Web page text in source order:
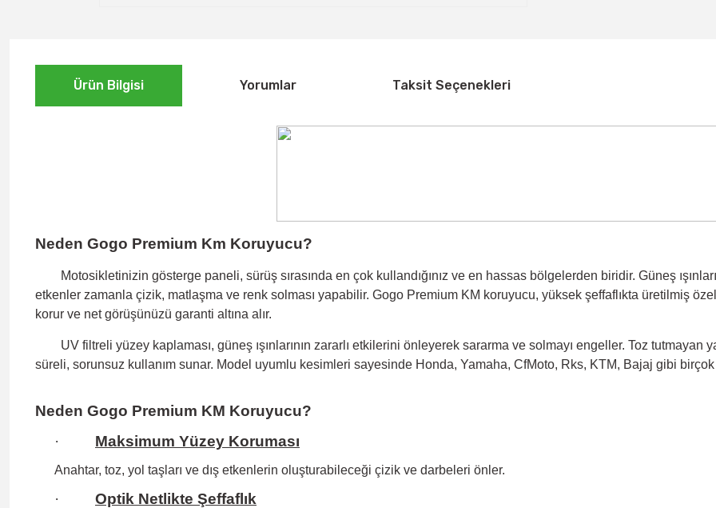
Ürün Bilgisi Yorumlar Taksit Seçenekleri
Neden Gogo Premium Km Koruyucu?
Motosikletinizin gösterge paneli, sürüş sırasında en çok kullandığınız ve en hassas bölgelerden biridir. Güneş
etkenler zamanla çizik, matlaşma ve renk solması yapabilir. Gogo Premium KM koruyucu, yüksek şeffaflıkta üretilmiş
korur ve net görüşünüzü garanti altına alır.
UV filtreli yüzey kaplaması, güneş ışınlarının zararlı etkilerini önleyerek sararma ve solmayı engeller. Toz
süreli, sorunsuz kullanım sunar. Model uyumlu kesimleri sayesinde Honda, Yamaha, CfMoto, Rks, KTM, Bajaj gibi birçok
Neden Gogo Premium KM Koruyucu?
·
Maksimum Yüzey Koruması
Anahtar, toz, yol taşları ve dış etkenlerin oluşturabileceği çizik ve darbeleri önler.
· Optik Netlikte Şeffaflık